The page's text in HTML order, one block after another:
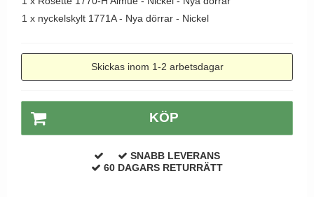
1 x nyckelskylt 1771A - Nya dörrar - Nickel
Skickas inom 1-2 arbetsdagar
KÖP
SNABB LEVERANS
60 DAGARS RETURRÄTT